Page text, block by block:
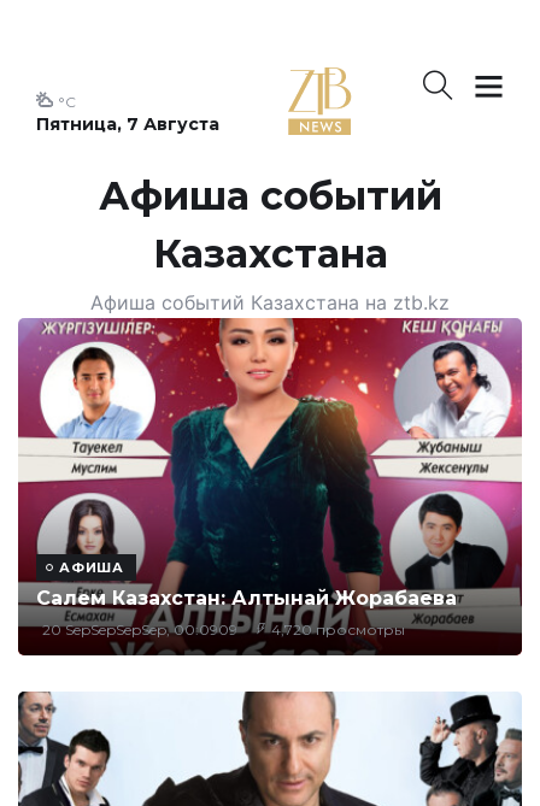
Пятница, 7 Августа
°C
Афиша событий
Казахстана
Афиша событий Казахстана на ztb.kz
АФИША
Cалем Казахстан: Алтынай Жорабаева
20 SepSepSepSep, 00:0909 4,720 просмотры